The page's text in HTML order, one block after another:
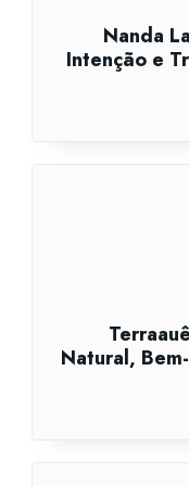
Nanda
Intenção e
Natural,